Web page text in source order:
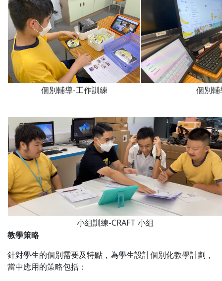
個別輔導-工作訓練 個別
小組訓練-CRAFT 小組
教學策略
針對學生的個別需要及特點，為學生設計個別化教學計劃，
當中應用的策略包括：